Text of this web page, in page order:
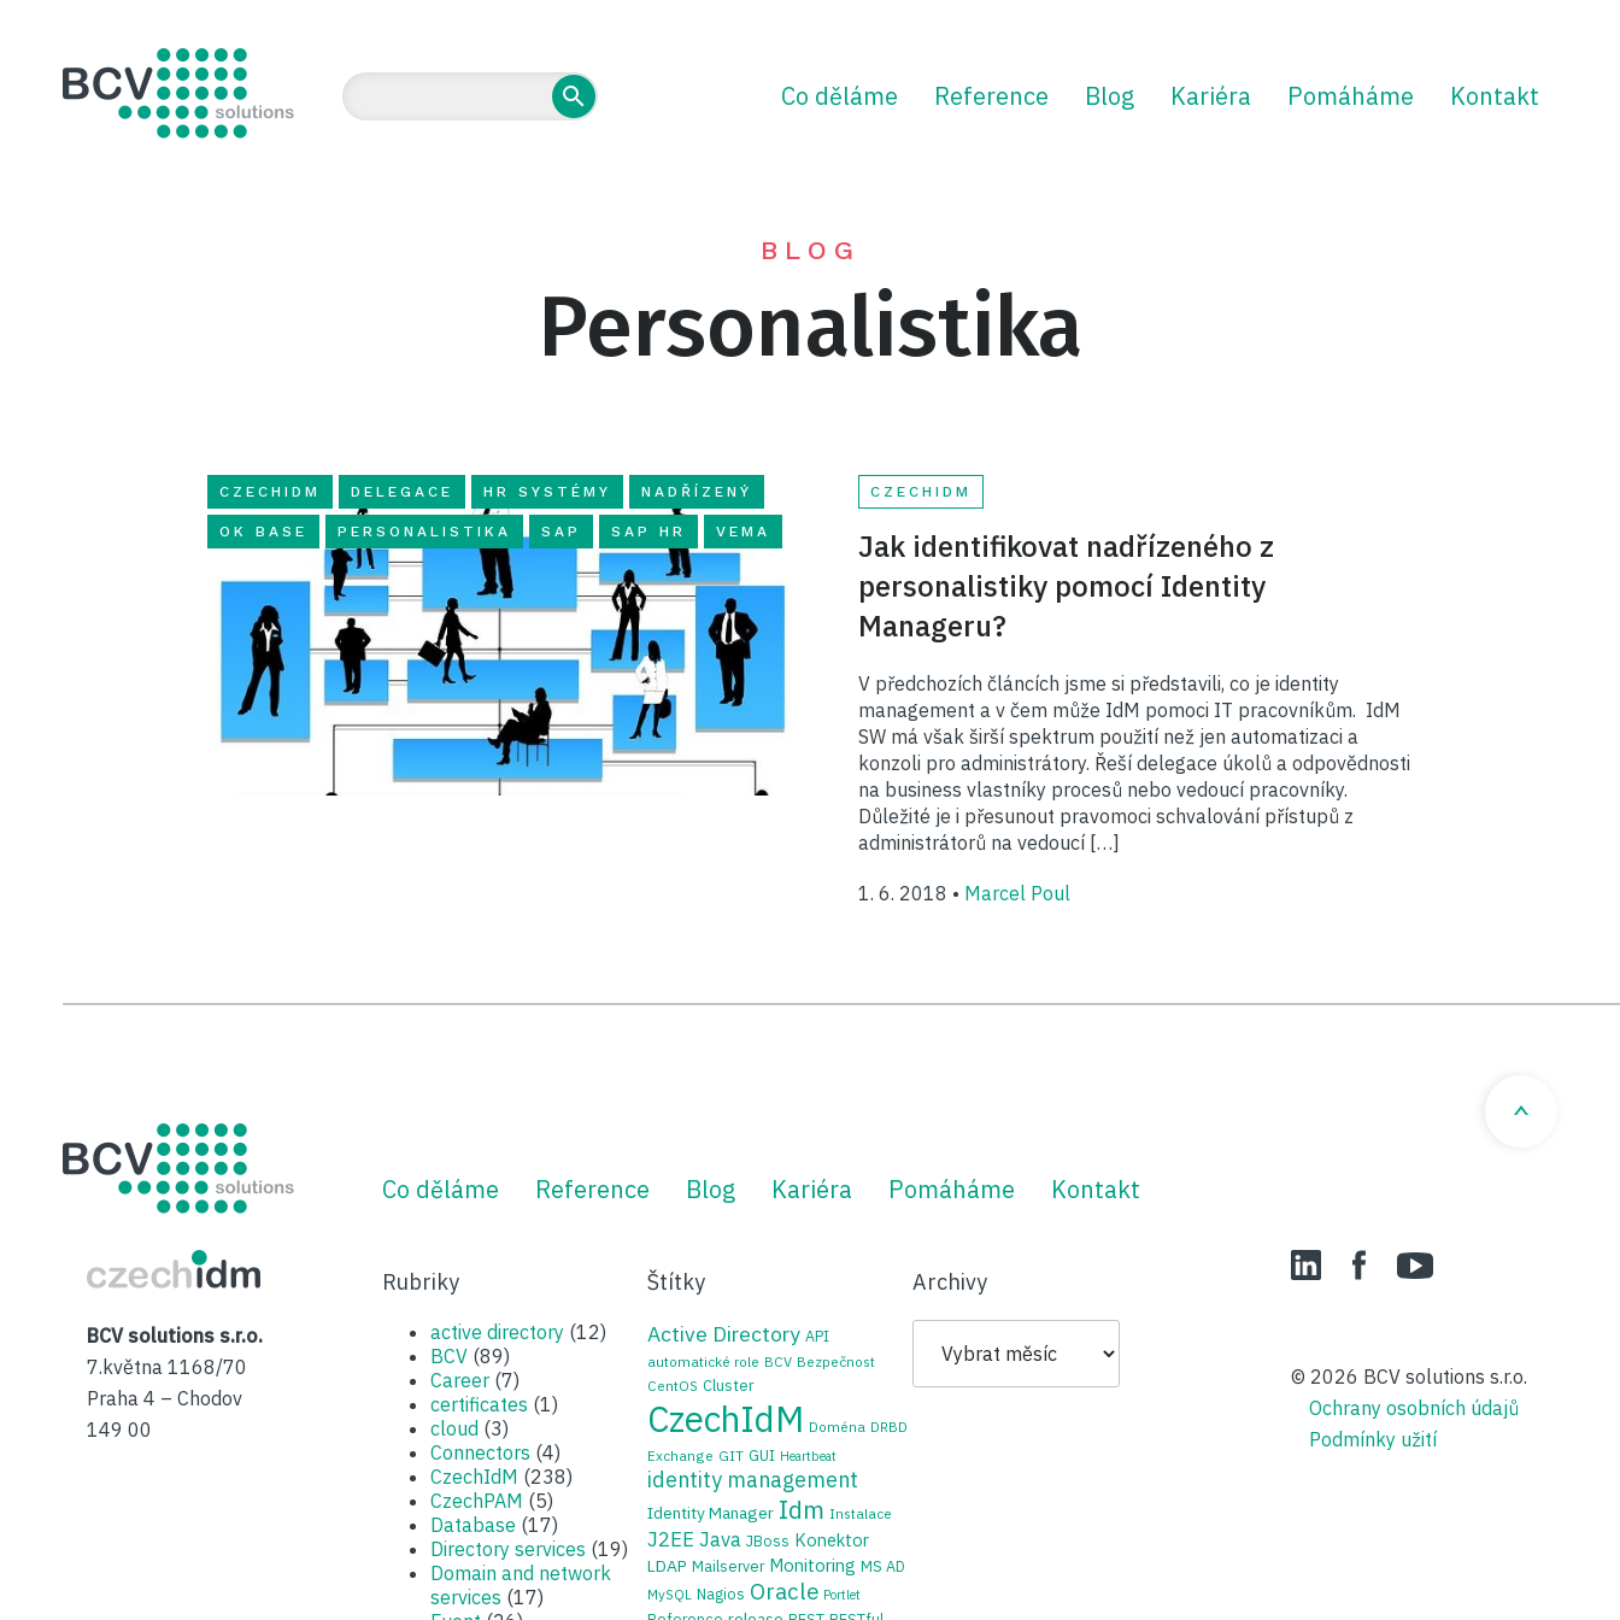
Co děláme Reference Blog Kariéra Pomáháme Kontakt
BLOG
Personalistika
CZECHIDM DELEGACE HR SYSTÉMY NADŘÍZENÝ
OK BASE PERSONALISTIKA SAP SAP HR VEMA
CZECHIDM
Jak identifikovat nadřízeného z
personalistiky pomocí Identity
Manageru?
V předchozích článcích jsme si představili, co je identity
management a v čem může IdM pomoci IT pracovníkům. IdM
SW má však širší spektrum použití než jen automatizaci a
konzoli pro administrátory. Řeší delegace úkolů a odpovědnosti
na business vlastníky procesů nebo vedoucí pracovníky.
Důležité je i přesunout pravomoci schvalování přístupů z
administrátorů na vedoucí […]
1. 6. 2018 • Marcel Poul
Co děláme Reference Blog Kariéra Pomáháme Kontakt
BCV solutions s.r.o.
7.května 1168/70
Praha 4 – Chodov
149 00
Rubriky
active directory (12)
BCV (89)
Career (7)
certificates (1)
cloud (3)
Connectors (4)
CzechIdM (238)
CzechPAM (5)
Database (17)
Directory services (19)
Domain and network
services (17)
Štítky
Active Directory API
automatické role BCV Bezpečnost
CentOS Cluster
CzechIdM Doména DRBD
Exchange GIT GUI Heartbeat
identity management
Identity Manager Idm Instalace
J2EE Java JBoss Konektor
LDAP Mailserver Monitoring MS AD
MySQL Nagios Oracle Portlet
Archivy
LinedIn Facebook
© 2026 BCV solutions s.r.o.
Ochrany osobních údajů
Podmínky užití